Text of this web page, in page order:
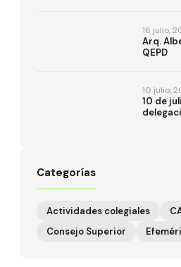
16 julio,
Arq.
QEPD
10 julio,
10 de
Categorías
Actividades colegiales
Consejo Superior